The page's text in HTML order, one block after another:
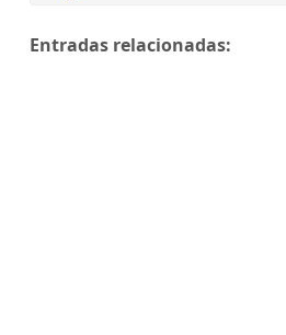
Entradas relacionadas: